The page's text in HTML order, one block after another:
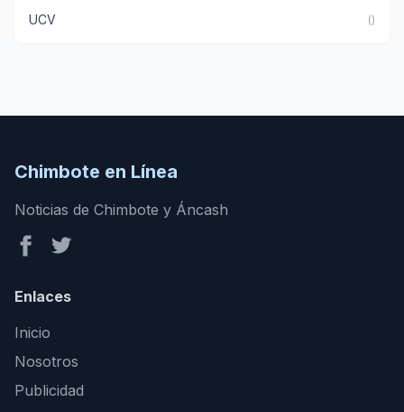
UCV ()
Chimbote en Línea
Noticias de Chimbote y Áncash
Enlaces
Inicio
Nosotros
Publicidad